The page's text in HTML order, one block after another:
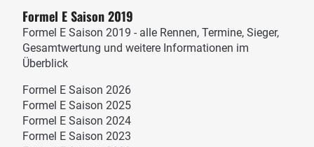
Formel E Saison 2019
Formel E Saison 2019 - alle Rennen, Termine, Sieger,
Gesamtwertung und weitere Informationen im
Überblick
Formel E Saison 2026
Formel E Saison 2025
Formel E Saison 2024
Formel E Saison 2023